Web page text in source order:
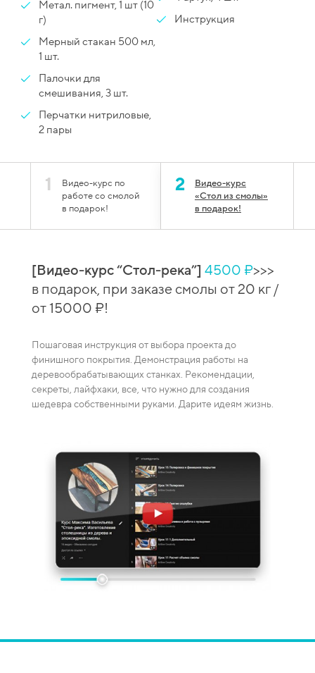
Метал. пигмент, 1 шт (10
г)
Мерный стакан 500 мл,
1 шт.
Палочки для
смешивания, 3 шт.
Перчатки нитриловые,
2 пары
Инструкция
1
Видео-курс по
работе со смолой
в подарок!
2
Видео-курс
«Стол из смолы»
в подарок!
[Видео-курс “Стол-река”] 4500 ₽>>>
в подарок, при заказе смолы от 20 кг /
от 15000 ₽!
Пошаговая инструкция от выбора проекта до
финишного покрытия. Демонстрация работы на
деревообрабатывающих станках. Рекомендации,
секреты, лайфхаки, все, что нужно для создания
шедевра собственными руками. Дарите идеям жизнь.